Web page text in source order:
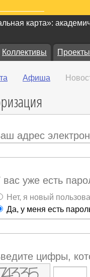
карта»:
Коллективы Проекты
Афиша
адрес
вас уже есть
Нет, я новый
Да, у меня есть
цифры,